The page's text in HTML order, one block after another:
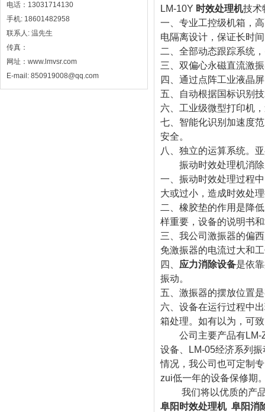
电话：13031714130
手机: 18601482958
联系人: 温先生
传真：
网址：www.lmvsr.com
E-mail: 850919008@qq.com
LM-10Y 时效处理机技术
一、专业工控级机箱，
电隔离设计，保证长时
二、全部动态跟踪系统
三、双偏心永磁直流激
四、通过点阵工业液晶
五、自动根据国标识别
六、工业级微型打印机
七、智能化识别加速度
安全。
八、独立的运算系统。
振动时效处理机消除
一、振动时效处理过程
大或过小，造成时效处
二、橡胶垫的作用是降
样重要，设备的说明书
三、我公司激振器的偏
免激振器的电流过大和
四、 应力消除设备是依
振动。
五、激振器的摆放位置
六、设备在运行过程中
箱处理。如有以为，可
公司主要产品有LM-
设备、LM-05经济系列
情况，我公司也可定制
zui低一年的设备保修期
我们将以优质的产品
阜阳时效处理机 阜阳消